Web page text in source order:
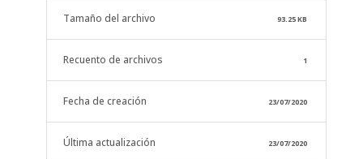
Tamaño del archivo 93.25 KB
Recuento de archivos 1
Fecha de creación 23/07/2020
Última actualización 23/07/2020